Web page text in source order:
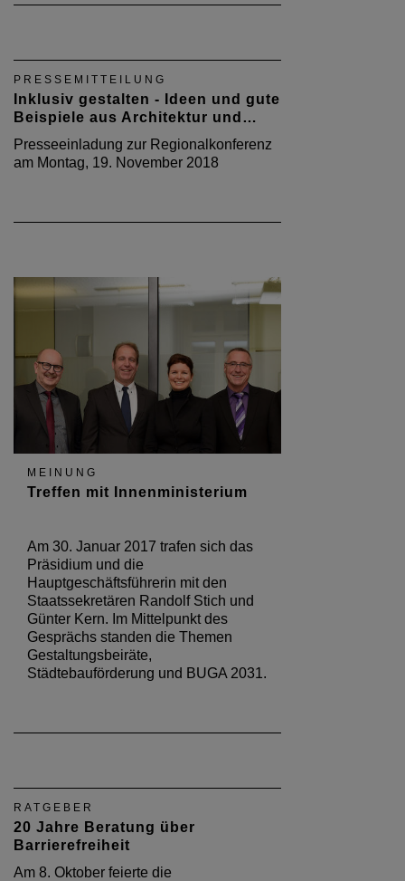
PRESSEMITTEILUNG
Inklusiv gestalten - Ideen und gute
Beispiele aus Architektur und…
Presseeinladung zur Regionalkonferenz
am Montag, 19. November 2018
MEINUNG
Treffen mit Innenministerium
Am 30. Januar 2017 trafen sich das
Präsidium und die
Hauptgeschäftsführerin mit den
Staatssekretären Randolf Stich und
Günter Kern. Im Mittelpunkt des
Gesprächs standen die Themen
Gestaltungsbeiräte,
Städtebauförderung und BUGA 2031.
RATGEBER
20 Jahre Beratung über
Barrierefreiheit
Am 8. Oktober feierte die